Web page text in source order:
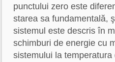
punctului zero este
starea sa fundamentală,
sistemul este descris în
schimburi de energie cu
sistemului la